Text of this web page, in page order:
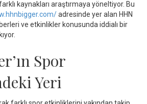
kaynakları araştırmaya yöneltiyor. Bu
adresinde yer alan HHN
ve etkinlikler konusunda iddialı bir
Spor
Yeri